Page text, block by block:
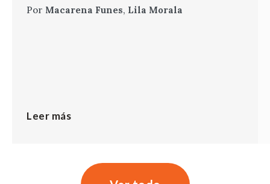
Por Macarena Funes, Lila Morala
Leer más